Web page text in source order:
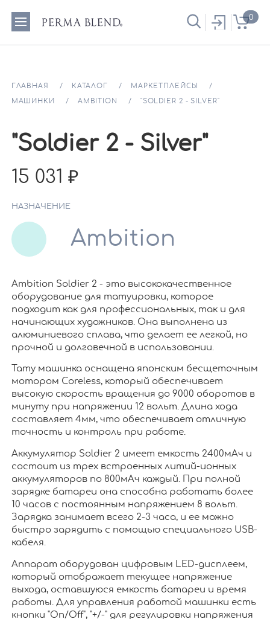
0
ГЛАВНАЯ КАТАЛОГ МАРКЕТПЛЕЙСЫ
МАШИНКИ AMBITION "SOLDIER 2 - SILVER"
"Soldier 2 - Silver"
15 031
НАЗНАЧЕНИЕ
Ambition
Ambition Soldier 2 - это высококачественное
оборудование для татуировки, которое
подходит как для профессиональных, так и для
начинающих художников. Она выполнена из
алюминиевого сплава, что делает ее легкой, но
прочной и долговечной в использовании.
Тату машинка оснащена японским бесщеточным
мотором Coreless, который обеспечивает
высокую скорость вращения до 9000 оборотов в
минуту при напряжении 12 вольт. Длина хода
составляет 4мм, что обеспечивает отличную
точность и контроль при работе.
Аккумулятор Soldier 2 имеет емкость 2400мАч и
состоит из трех встроенных литий-ионных
аккумуляторов по 800мАч каждый. При полной
зарядке батареи она способна работать более
10 часов с постоянным напряжением 8 вольт.
Зарядка занимает всего 2-3 часа, и ее можно
быстро зарядить с помощью специального USB-
кабеля.
Аппарат оборудован цифровым LED-дисплеем,
который отображает текущее напряжение
выхода, оставшуюся емкость батареи и время
работы. Для управления работой машинки есть
кнопки "On/Off", "+/-" для регулировки напряжения